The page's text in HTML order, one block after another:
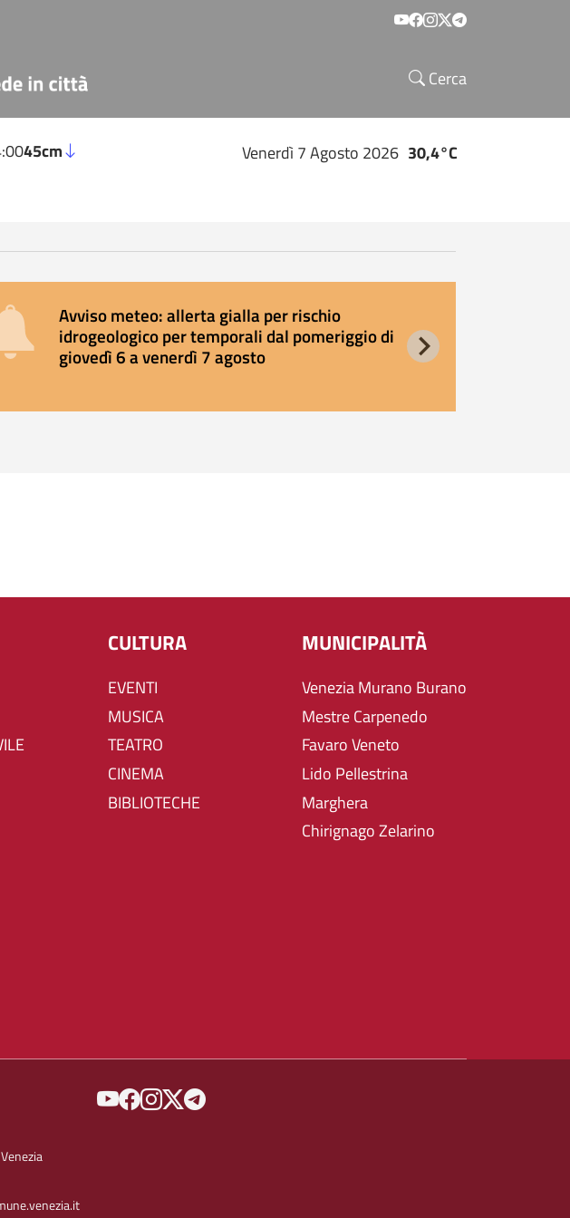
Social menu
Cerca
45cm Venerdì 7 Agosto 2026 30,4°C
Avviso meteo: allerta gialla per rischio
idrogeologico per temporali dal pomeriggio di
giovedì 6 a venerdì 7 agosto
CULTURA
EVENTI
MUSICA
TEATRO
CINEMA
BIBLIOTECHE
MUNICIPALITÀ
Venezia Murano Burano
Mestre Carpenedo
Favaro Veneto
Lido Pellestrina
Marghera
Chirignago Zelarino
SOCIAL MENU